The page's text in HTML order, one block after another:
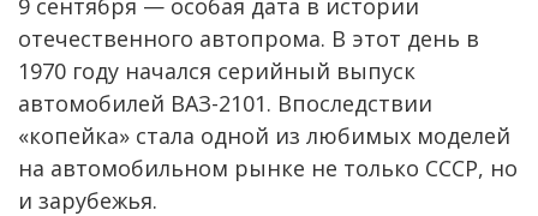
отечественного автопрома. В этот день в
1970 году начался серийный выпуск
автомобилей ВАЗ-2101. Впоследствии
«копейка» стала одной из любимых моделей
на автомобильном рынке не только СССР, но
и зарубежья.